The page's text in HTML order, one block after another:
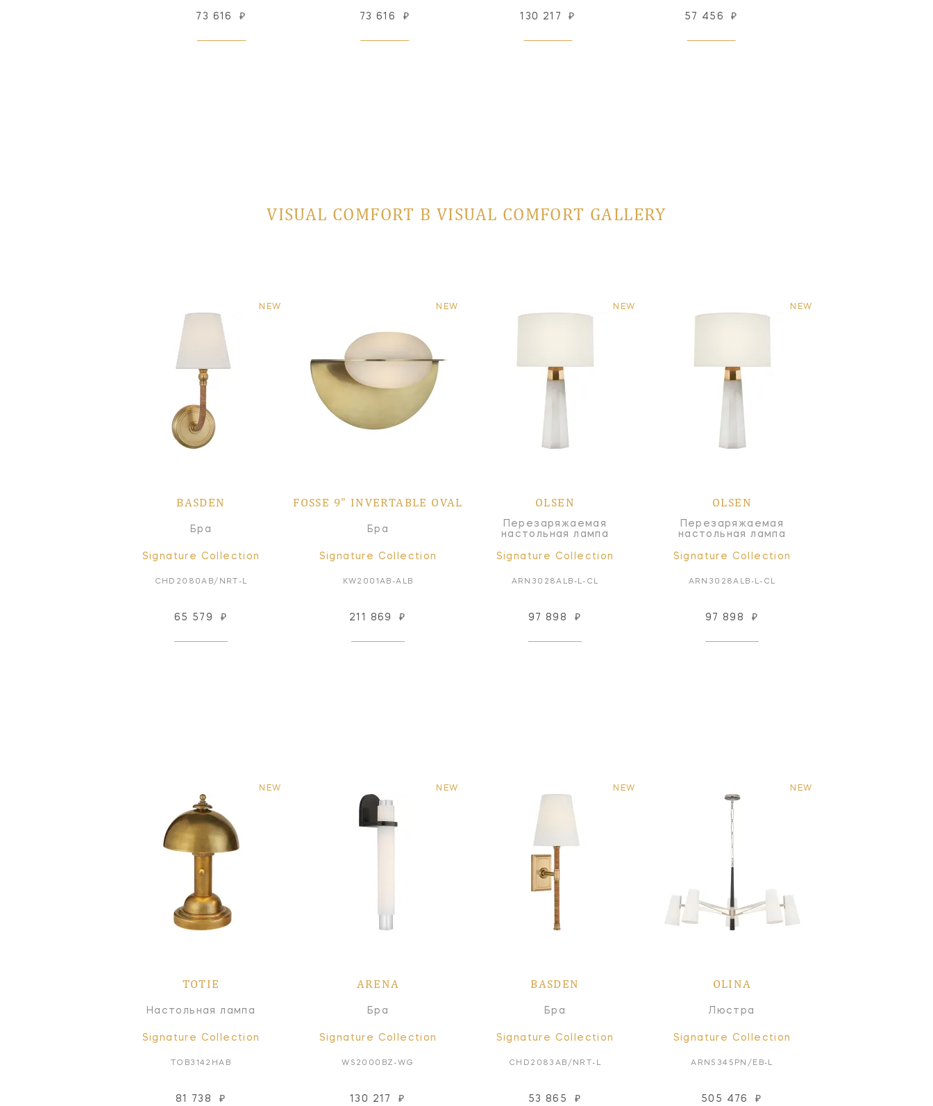
73 616 ₽ 73 616 ₽ 130 217 ₽ 57 456 ₽
VISUAL COMFORT В VISUAL COMFORT GALLERY
NEW
BASDEN
Бра
Signature Collection
CHD2080AB/NRT-L
65 579 ₽
NEW
FOSSE 9" INVERTABLE OVAL
Бра
Signature Collection
KW2001AB-ALB
211 869 ₽
NEW
OLSEN
Перезаряжаемая
настольная лампа
Signature Collection
ARN3028ALB-L-CL
97 898 ₽
NEW
OLSEN
Перезаряжаемая
настольная лампа
Signature Collection
ARN3028ALB-L-CL
97 898 ₽
NEW
TOTIE
Настольная лампа
Signature Collection
TOB3142HAB
81 738 ₽
NEW
ARENA
Бра
Signature Collection
WS2000BZ-WG
130 217 ₽
NEW
BASDEN
Бра
Signature Collection
CHD2083AB/NRT-L
53 865 ₽
NEW
OLINA
Люстра
Signature Collection
ARN5345PN/EB-L
505 476 ₽